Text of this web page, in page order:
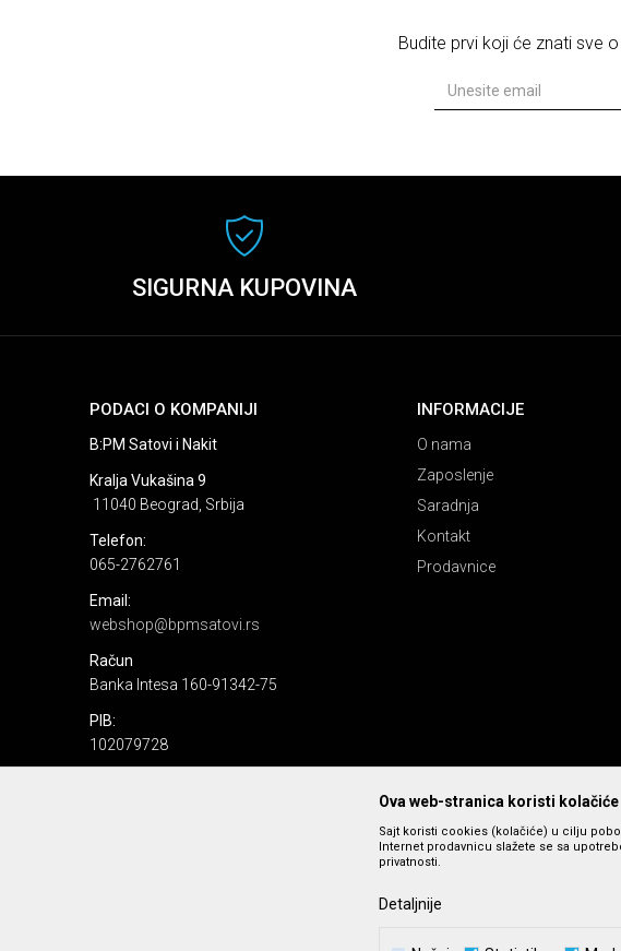
Budite prvi koji će znati sve
SIGURNA KUPOVINA
PODACI O KOMPANIJI
B:PM Satovi i Nakit
Kralja Vukašina 9
11040 Beograd, Srbija
Telefon:
065-2762761
Email:
webshop@bpmsatovi.rs
Račun
Banka Intesa 160-91342-75
PIB:
102079728
INFORMACIJE
O nama
Zaposlenje
Saradnja
Kontakt
Prodavnice
Ova web-stranica koristi kolačiće
Sajt koristi cookies (kolačiće) u cilju
Internet prodavnicu slažete se sa
privatnosti.
Detaljnije